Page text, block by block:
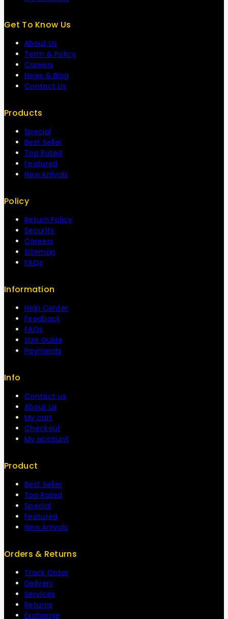
Get To Know Us
About Us
Term & Policy
Careers
News & Blog
Contact Us
Products
Special
Best Seller
Top Rated
Featured
New Arrivals
Policy
Return Policy
Security
Careers
Sitemap
FAQs
Information
Help Center
Feedback
FAQs
Size Guide
Payments
Info
Contact us
About us
My cart
Checkout
My account
Product
Best Seller
Top Rated
Special
Featured
New Arrivals
Orders & Returns
Track Order
Delivery
Services
Returns
Exchange